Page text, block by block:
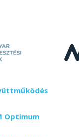
Optimum